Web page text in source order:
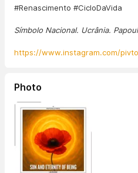
#Renascimento #CicloDaVida
Símbolo Nacional. Ucrânia.
https://www.instagram.com/
Photo